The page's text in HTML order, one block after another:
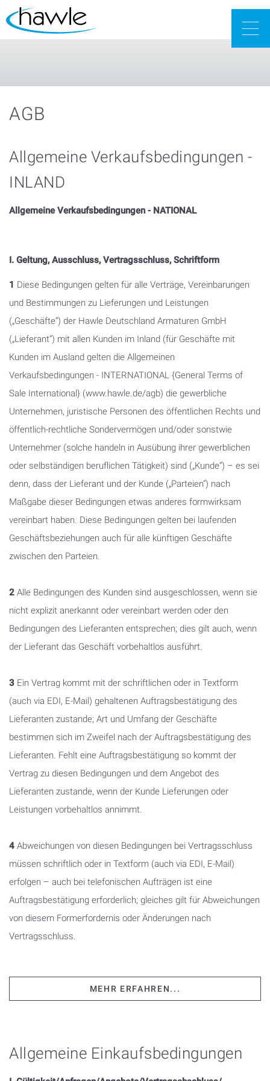
AGB
Allgemeine Verkaufsbedingungen -
INLAND
Allgemeine Verkaufsbedingungen - NATIONAL
I. Geltung, Ausschluss, Vertragsschluss, Schriftform
1 Diese Bedingungen gelten für alle Verträge, Vereinbarungen
und Bestimmungen zu Lieferungen und Leistungen
(„Geschäfte“) der Hawle Deutschland Armaturen GmbH
(„Lieferant“) mit allen Kunden im Inland (für Geschäfte mit
Kunden im Ausland gelten die Allgemeinen
Verkaufsbedingungen - INTERNATIONAL {General Terms of
Sale International} (www.hawle.de/agb) die gewerbliche
Unternehmen, juristische Personen des öffentlichen Rechts und
öffentlich-rechtliche Sondervermögen und/oder sonstwie
Unternehmer (solche handeln in Ausübung ihrer gewerblichen
oder selbständigen beruflichen Tätigkeit) sind („Kunde“) – es sei
denn, dass der Lieferant und der Kunde („Parteien“) nach
Maßgabe dieser Bedingungen etwas anderes formwirksam
vereinbart haben. Diese Bedingungen gelten bei laufenden
Geschäftsbeziehungen auch für alle künftigen Geschäfte
zwischen den Parteien.
2 Alle Bedingungen des Kunden sind ausgeschlossen, wenn sie
nicht explizit anerkannt oder vereinbart werden oder den
Bedingungen des Lieferanten entsprechen; dies gilt auch, wenn
der Lieferant das Geschäft vorbehaltlos ausführt.
3 Ein Vertrag kommt mit der schriftlichen oder in Textform
(auch via EDI, E-Mail) gehaltenen Auftragsbestätigung des
Lieferanten zustande; Art und Umfang der Geschäfte
bestimmen sich im Zweifel nach der Auftragsbestätigung des
Lieferanten. Fehlt eine Auftragsbestätigung so kommt der
Vertrag zu diesen Bedingungen und dem Angebot des
Lieferanten zustande, wenn der Kunde Lieferungen oder
Leistungen vorbehaltlos annimmt.
4 Abweichungen von diesen Bedingungen bei Vertragsschluss
müssen schriftlich oder in Textform (auch via EDI, E-Mail)
erfolgen – auch bei telefonischen Aufträgen ist eine
Auftragsbestätigung erforderlich; gleiches gilt für Abweichungen
von diesem Formerfordernis oder Änderungen nach
Vertragsschluss.
MEHR ERFAHREN...
Allgemeine Einkaufsbedingungen